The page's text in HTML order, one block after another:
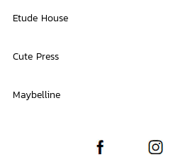
Etude House
Cute Press
Maybelline